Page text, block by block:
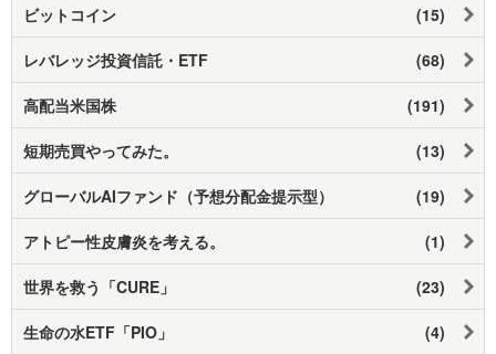
ビットコイン (15)
レバレッジ投資信託・ETF (68)
高配当米国株 (191)
短期売買やってみた。 (13)
グローバルAIファンド（予想分配金提示型） (19)
アトピー性皮膚炎を考える。 (1)
世界を救う「CURE」 (23)
生命の水ETF「PIO」 (4)